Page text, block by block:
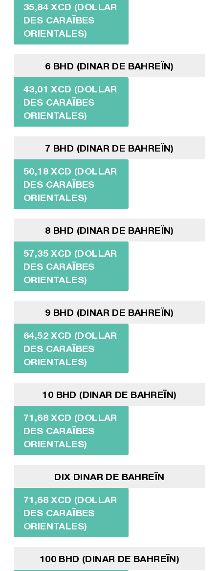
35,84 XCD (DOLLAR
DES CARAÏBES
ORIENTALES)
6 BHD (DINAR DE BAHREÏN)
43,01 XCD (DOLLAR
DES CARAÏBES
ORIENTALES)
7 BHD (DINAR DE BAHREÏN)
50,18 XCD (DOLLAR
DES CARAÏBES
ORIENTALES)
8 BHD (DINAR DE BAHREÏN)
57,35 XCD (DOLLAR
DES CARAÏBES
ORIENTALES)
9 BHD (DINAR DE BAHREÏN)
64,52 XCD (DOLLAR
DES CARAÏBES
ORIENTALES)
10 BHD (DINAR DE BAHREÏN)
71,68 XCD (DOLLAR
DES CARAÏBES
ORIENTALES)
DIX DINAR DE BAHREÏN
71,68 XCD (DOLLAR
DES CARAÏBES
ORIENTALES)
100 BHD (DINAR DE BAHREÏN)